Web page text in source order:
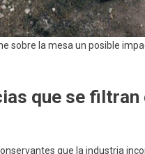
sobre la mesa un posible
que se filtran
que la industria